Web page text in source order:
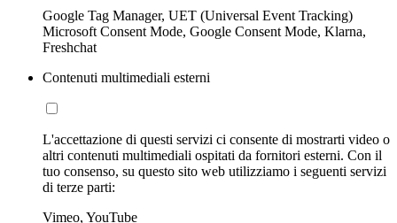
Google Tag Manager, UET (Universal Event Tracking)
Microsoft Consent Mode, Google Consent Mode, Klarna,
Freshchat
Contenuti multimediali esterni
L'accettazione di questi servizi ci consente di mostrarti video o
altri contenuti multimediali ospitati da fornitori esterni. Con il
tuo consenso, su questo sito web utilizziamo i seguenti servizi
di terze parti:
Vimeo, YouTube